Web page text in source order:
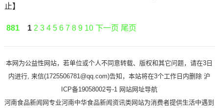
止】
881 1 2 3 4 5 6 7 8 9 10 下一页 尾页
本网为公益性网站，若单位或个人不同意转载、版权和其它问题，请在3日
内进行, 来信(1725506781@qq.com)告知，本站将在3个工作日内删除 沪
ICP备19058002号-1 网站网址导航
河南食品新闻网专业河南中华食品新闻资讯类网站为消费者提供生活中遇到